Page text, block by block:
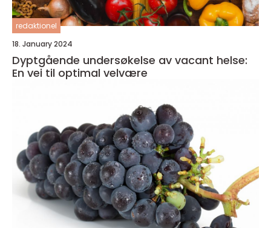
redaktionel
18. January 2024
Dyptgående undersøkelse av vacant helse:
En vei til optimal velvære